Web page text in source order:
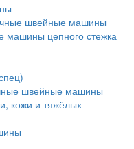
швейные машины
цепного стежка
швейные машины
кожи и тяжёлых